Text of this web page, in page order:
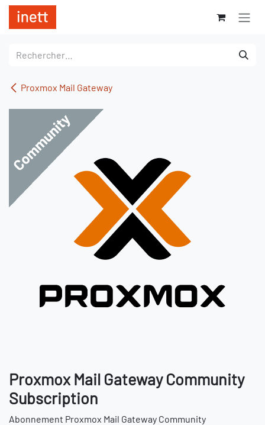
Se rendre au contenu
Proxmox Mail Gateway
Proxmox Mail Gateway Community
Subscription
Abonnement Proxmox Mail Gateway Community